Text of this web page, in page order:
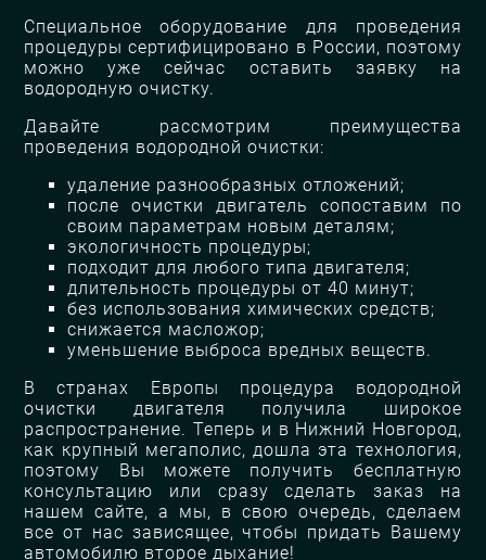
Специальное оборудование для проведения
процедуры сертифицировано в России, поэтому
можно уже сейчас оставить заявку на
водородную очистку.
Давайте рассмотрим преимущества
проведения водородной очистки:
удаление разнообразных отложений;
после очистки двигатель сопоставим по
своим параметрам новым деталям;
экологичность процедуры;
подходит для любого типа двигателя;
длительность процедуры от 40 минут;
без использования химических средств;
снижается масложор;
уменьшение выброса вредных веществ.
В странах Европы процедура водородной
очистки двигателя получила широкое
распространение. Теперь и в Нижний Новгород,
как крупный мегаполис, дошла эта технология,
поэтому Вы можете получить бесплатную
консультацию или сразу сделать заказ на
нашем сайте, а мы, в свою очередь, сделаем
все от нас зависящее, чтобы придать Вашему
автомобилю второе дыхание!